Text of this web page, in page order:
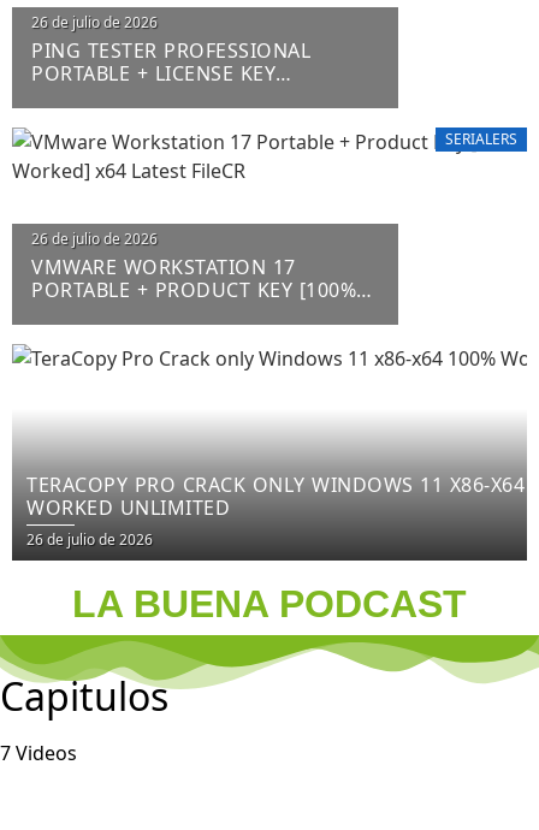
26 de julio de 2026
PING TESTER PROFESSIONAL
PORTABLE + LICENSE KEY
SERIALERS
26 de julio de 2026
VMWARE WORKSTATION 17
PORTABLE + PRODUCT KEY [100%
TERACOPY PRO CRACK ONLY WINDOWS 11 X86-X64
WORKED UNLIMITED
26 de julio de 2026
LA BUENA PODCAST
Capitulos
7 Videos